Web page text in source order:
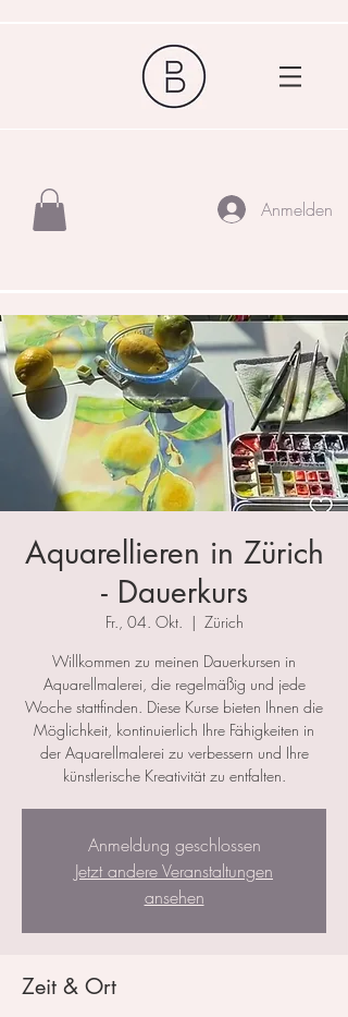
Anmelden
Aquarellieren in Zürich
- Dauerkurs
Fr., 04. Okt.
  |
Zürich
Willkommen zu meinen Dauerkursen in
Aquarellmalerei, die regelmäßig und jede
Woche stattfinden. Diese Kurse bieten Ihnen die
Möglichkeit, kontinuierlich Ihre Fähigkeiten in
der Aquarellmalerei zu verbessern und Ihre
künstlerische Kreativität zu entfalten.
Anmeldung geschlossen
Jetzt andere Veranstaltungen
ansehen
Zeit & Ort